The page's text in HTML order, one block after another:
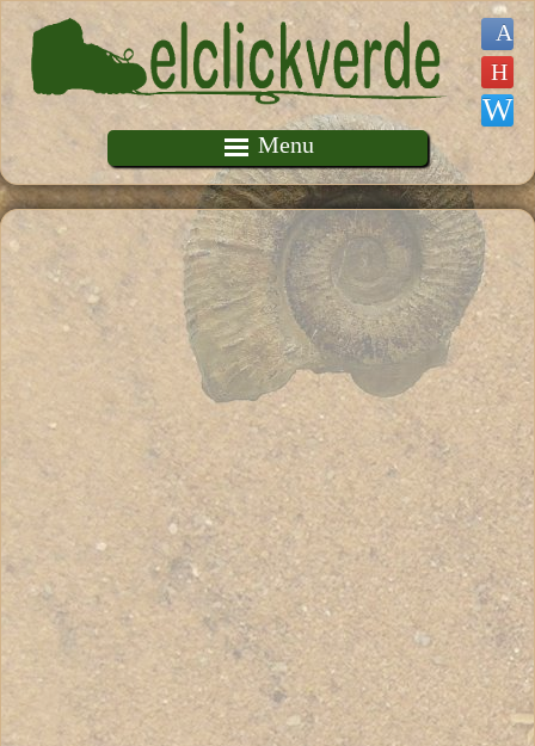
Pasar al contenido principal
Menu